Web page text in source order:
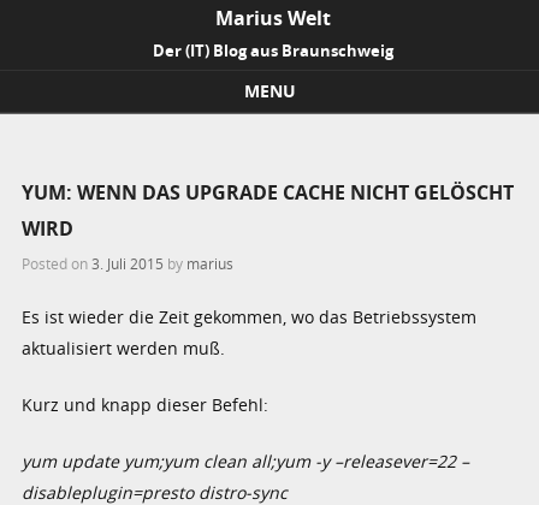
Marius Welt
Der (IT) Blog aus Braunschweig
MENU
YUM: WENN DAS UPGRADE CACHE NICHT GELÖSCHT
WIRD
Posted on3. Juli 2015 by marius
Es ist wieder die Zeit gekommen, wo das Betriebssystem
aktualisiert werden muß.
Kurz und knapp dieser Befehl:
yum update yum;yum clean all;yum -y –releasever=22 –
disableplugin=presto distro-sync